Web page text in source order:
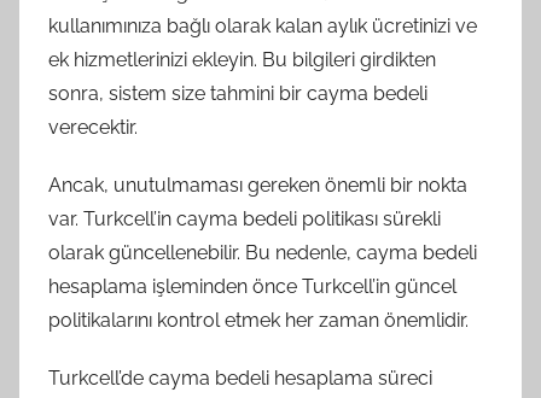
kullanımınıza bağlı olarak kalan aylık ücretinizi ve
ek hizmetlerinizi ekleyin. Bu bilgileri girdikten
sonra, sistem size tahmini bir cayma bedeli
verecektir.
Ancak, unutulmaması gereken önemli bir nokta
var. Turkcell’in cayma bedeli politikası sürekli
olarak güncellenebilir. Bu nedenle, cayma bedeli
hesaplama işleminden önce Turkcell’in güncel
politikalarını kontrol etmek her zaman önemlidir.
Turkcell’de cayma bedeli hesaplama süreci